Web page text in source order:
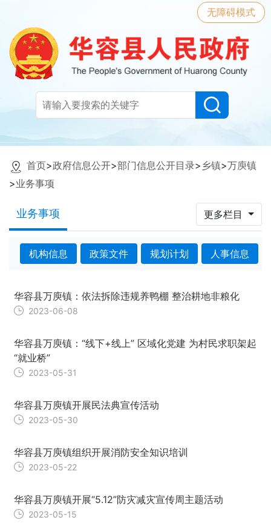
无障碍模式
首页>政府信息公开>部门信息公开目录> 乡镇>万庾镇
>业务事项
业务事项 更多栏目
机构信息 政策文件 规划计划 人事信息
华容县万庾镇：依法拆除违规养鸭棚 整治耕地非粮化
2023-06-08
华容县万庾镇：“线下+线上” 区域化党建 为村民求职架起
“就业桥”
2023-05-31
华容县万庾镇开展民法典宣传活动
2023-05-30
华容县万庾镇组织开展消防安全知识培训
2023-05-22
华容县万庾镇开展“5.12”防灾减灾宣传周主题活动
2023-05-15